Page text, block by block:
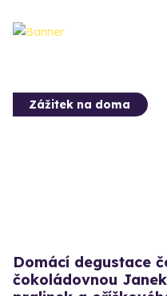
Zážitek na doma
Domácí degustace
čokoládovnou